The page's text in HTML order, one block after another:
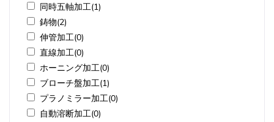
同時五軸加工(1)
鋳物(2)
伸管加工(0)
直線加工(0)
ホーニング加工(0)
ブローチ盤加工(1)
プラノミラー加工(0)
自動溶断加工(0)